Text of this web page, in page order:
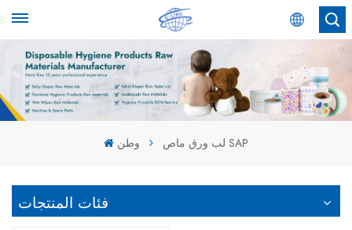
عربي
English
وطن لب ورق ماص SAP
فئات المنتجات